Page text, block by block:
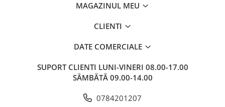
MAGAZINUL MEU
CLIENTI
DATE COMERCIALE
SUPORT CLIENTI LUNI-VINERI 08.00-17.00
SÂMBĂTĂ 09.00-14.00
0784201207